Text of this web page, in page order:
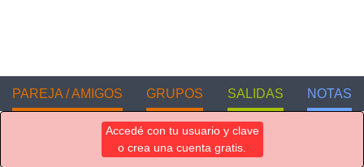
PAREJA / AMIGOS GRUPOS SALIDAS NOTAS
Accedé con tu usuario y clave
o crea una cuenta gratis.